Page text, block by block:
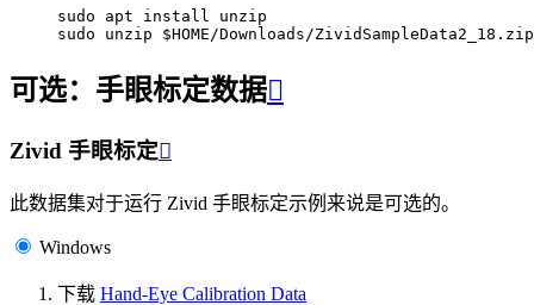
sudo apt install
unzip
sudo
unzip $HOME/Downloads/ZividSampleData2_18.zip
可选：手眼标定数据
Zivid 手眼标定
此数据集对于运行 Zivid 手眼标定示例来说是可选的。
Windows
下载 Hand-Eye Calibration Data